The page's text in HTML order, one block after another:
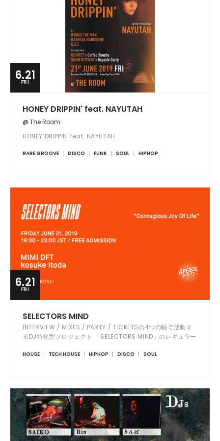
6.21
FRI
HONEY DRIPPIN' feat. NAYUTAH
@ The Room
HONEY DRIPPIN' feat. NAYUTAH
RARE GROOVE DISCO FUNK SOUL HIPHOP
6.21
FRI
SELECTORS MIND
INTERVIEW / MIXES / PARTY / TICKETSの4つの軸で活動す
るDJ特化型プロジェクト 「SELECTORS MIND」のレギュラー
のINTERVIEWに参加したDJのみに限定。 3回目の開催は、雑
トプランナーでもある「k
HOUSE TECH HOUSE HIPHOP DISCO SOUL